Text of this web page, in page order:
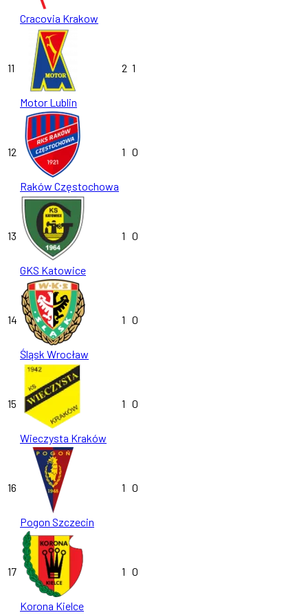
Cracovia Krakow
11
Motor Lublin
2 1
12
Raków Częstochowa
1 0
13
GKS Katowice
1 0
14
Śląsk Wrocław
1 0
15
Wieczysta Kraków
1 0
16
Pogon Szczecin
1 0
17
Korona Kielce
1 0